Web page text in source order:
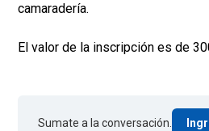
camaradería.
El valor de la inscripción es de
Sumate a la conversación.